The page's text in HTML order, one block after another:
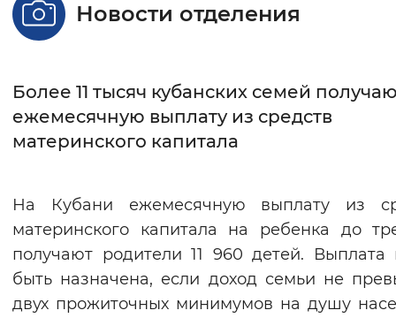
Интервал между буквами
Монохромный Инверсивный
Изображения
Включены Выключены
Звуковой ассистент
Новости отделения
Более 11 тысяч кубанских семей
ежемесячную выплату из средств
материнского капитала
На Кубани ежемесячную выплату из
материнского капитала на ребенка до
получают родители 11 960 детей. Выплата
быть назначена, если доход семьи не
двух прожиточных минимумов на душу